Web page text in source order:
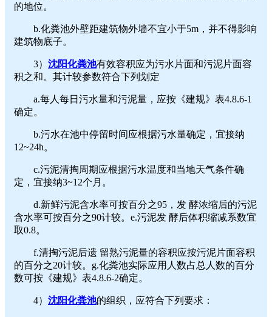
的地位。
b.化粪池外壁距建筑物外墙不宜小于5m，并不得影响
建筑物底子。
3） 沈阳化粪池有效容积应为污水片面和污泥片面容
积之和。其计较参数符合下列划定
a.每人每日污水量和污泥量，应按《建规》表4.8.6-1
确定。
b.污水在池中停留时间应根据污水量确定，宜接纳
12~24h。
c.污泥清掏周期应根据污水温度和当地天气条件确
定，宜接纳3~12个月。
d.新鲜污泥含水率可按百分之95，发 酵浓缩后的污泥
含水率可按百分之90计较。e.污泥发 酵后体积缩减系数宜
取0.8。
f.清掏污泥后遗 留熟污泥量的容积应按污泥片面容积
的百分之20计较。g.化粪池实际应用人数占总人数的百分
数可按《建规》表4.8.6-2确定。
4） 沈阳化粪池的组织，应符合下列要求：